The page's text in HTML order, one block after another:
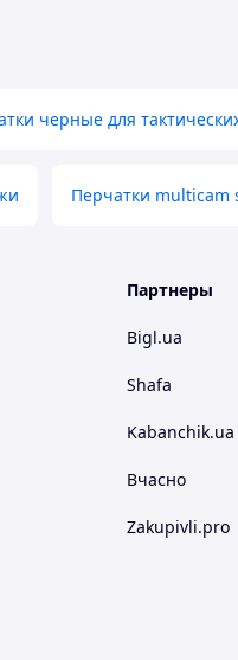
черные для
Перчатки multicam
Партнеры
Bigl.ua
Shafa
Kabanchik.ua
Вчасно
Zakupivli.pro